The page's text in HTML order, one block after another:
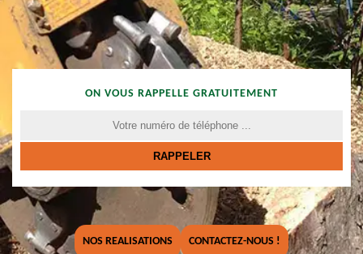
ON VOUS RAPPELLE GRATUITEMENT
NOS REALISATIONS CONTACTEZ-NOUS !